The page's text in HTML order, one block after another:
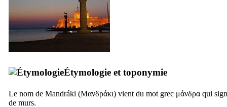
Étymologie et toponymie
Le nom de Mandráki (Μανδράκι) vient du mot grec μάνδρα qui
de murs.